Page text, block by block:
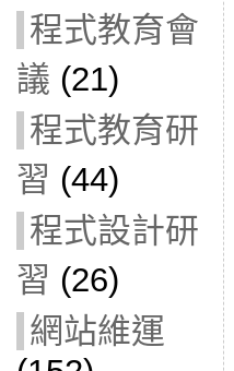
程式教育會
議 (21)
程式教育研
習 (44)
程式設計研
習 (26)
網站維運